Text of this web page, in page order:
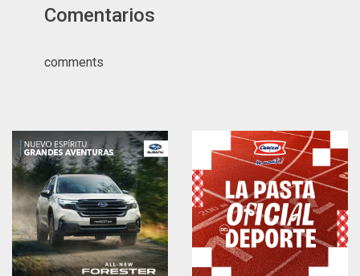
Comentarios
comments